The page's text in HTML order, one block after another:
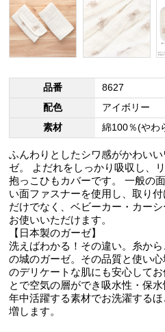
品番
8627
配色
アイボリー
素材
綿100％(やわ
ふんわりとしたシワ感がかわい
ゼ。 よだれをしっかり吸収し、
抱っこひもカバーです。 一般の
い面ファスナーを使用し、取り
だけでなく、ベビーカー・カー
お使いいただけます。
【日本製のガーゼ】
洗えばわかる！その違い。糸か
の城のガーゼ。その品質と使い
のデリケートな肌にも安心して
とで空気の層ができ吸水性・保
年中活躍する素材でお洗濯する
増します。